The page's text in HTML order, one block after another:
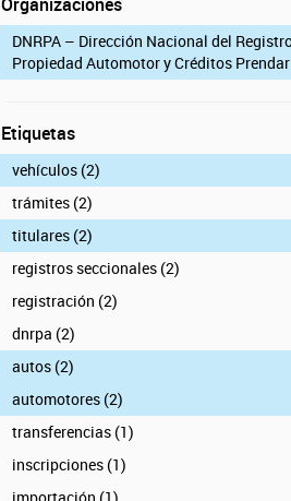
DNRPA – Dirección Nacional del
Propiedad Automotor y Créditos
Etiquetas
vehículos (2)
trámites (2)
titulares (2)
registros seccionales (2)
registración (2)
dnrpa (2)
autos (2)
automotores (2)
transferencias (1)
inscripciones (1)